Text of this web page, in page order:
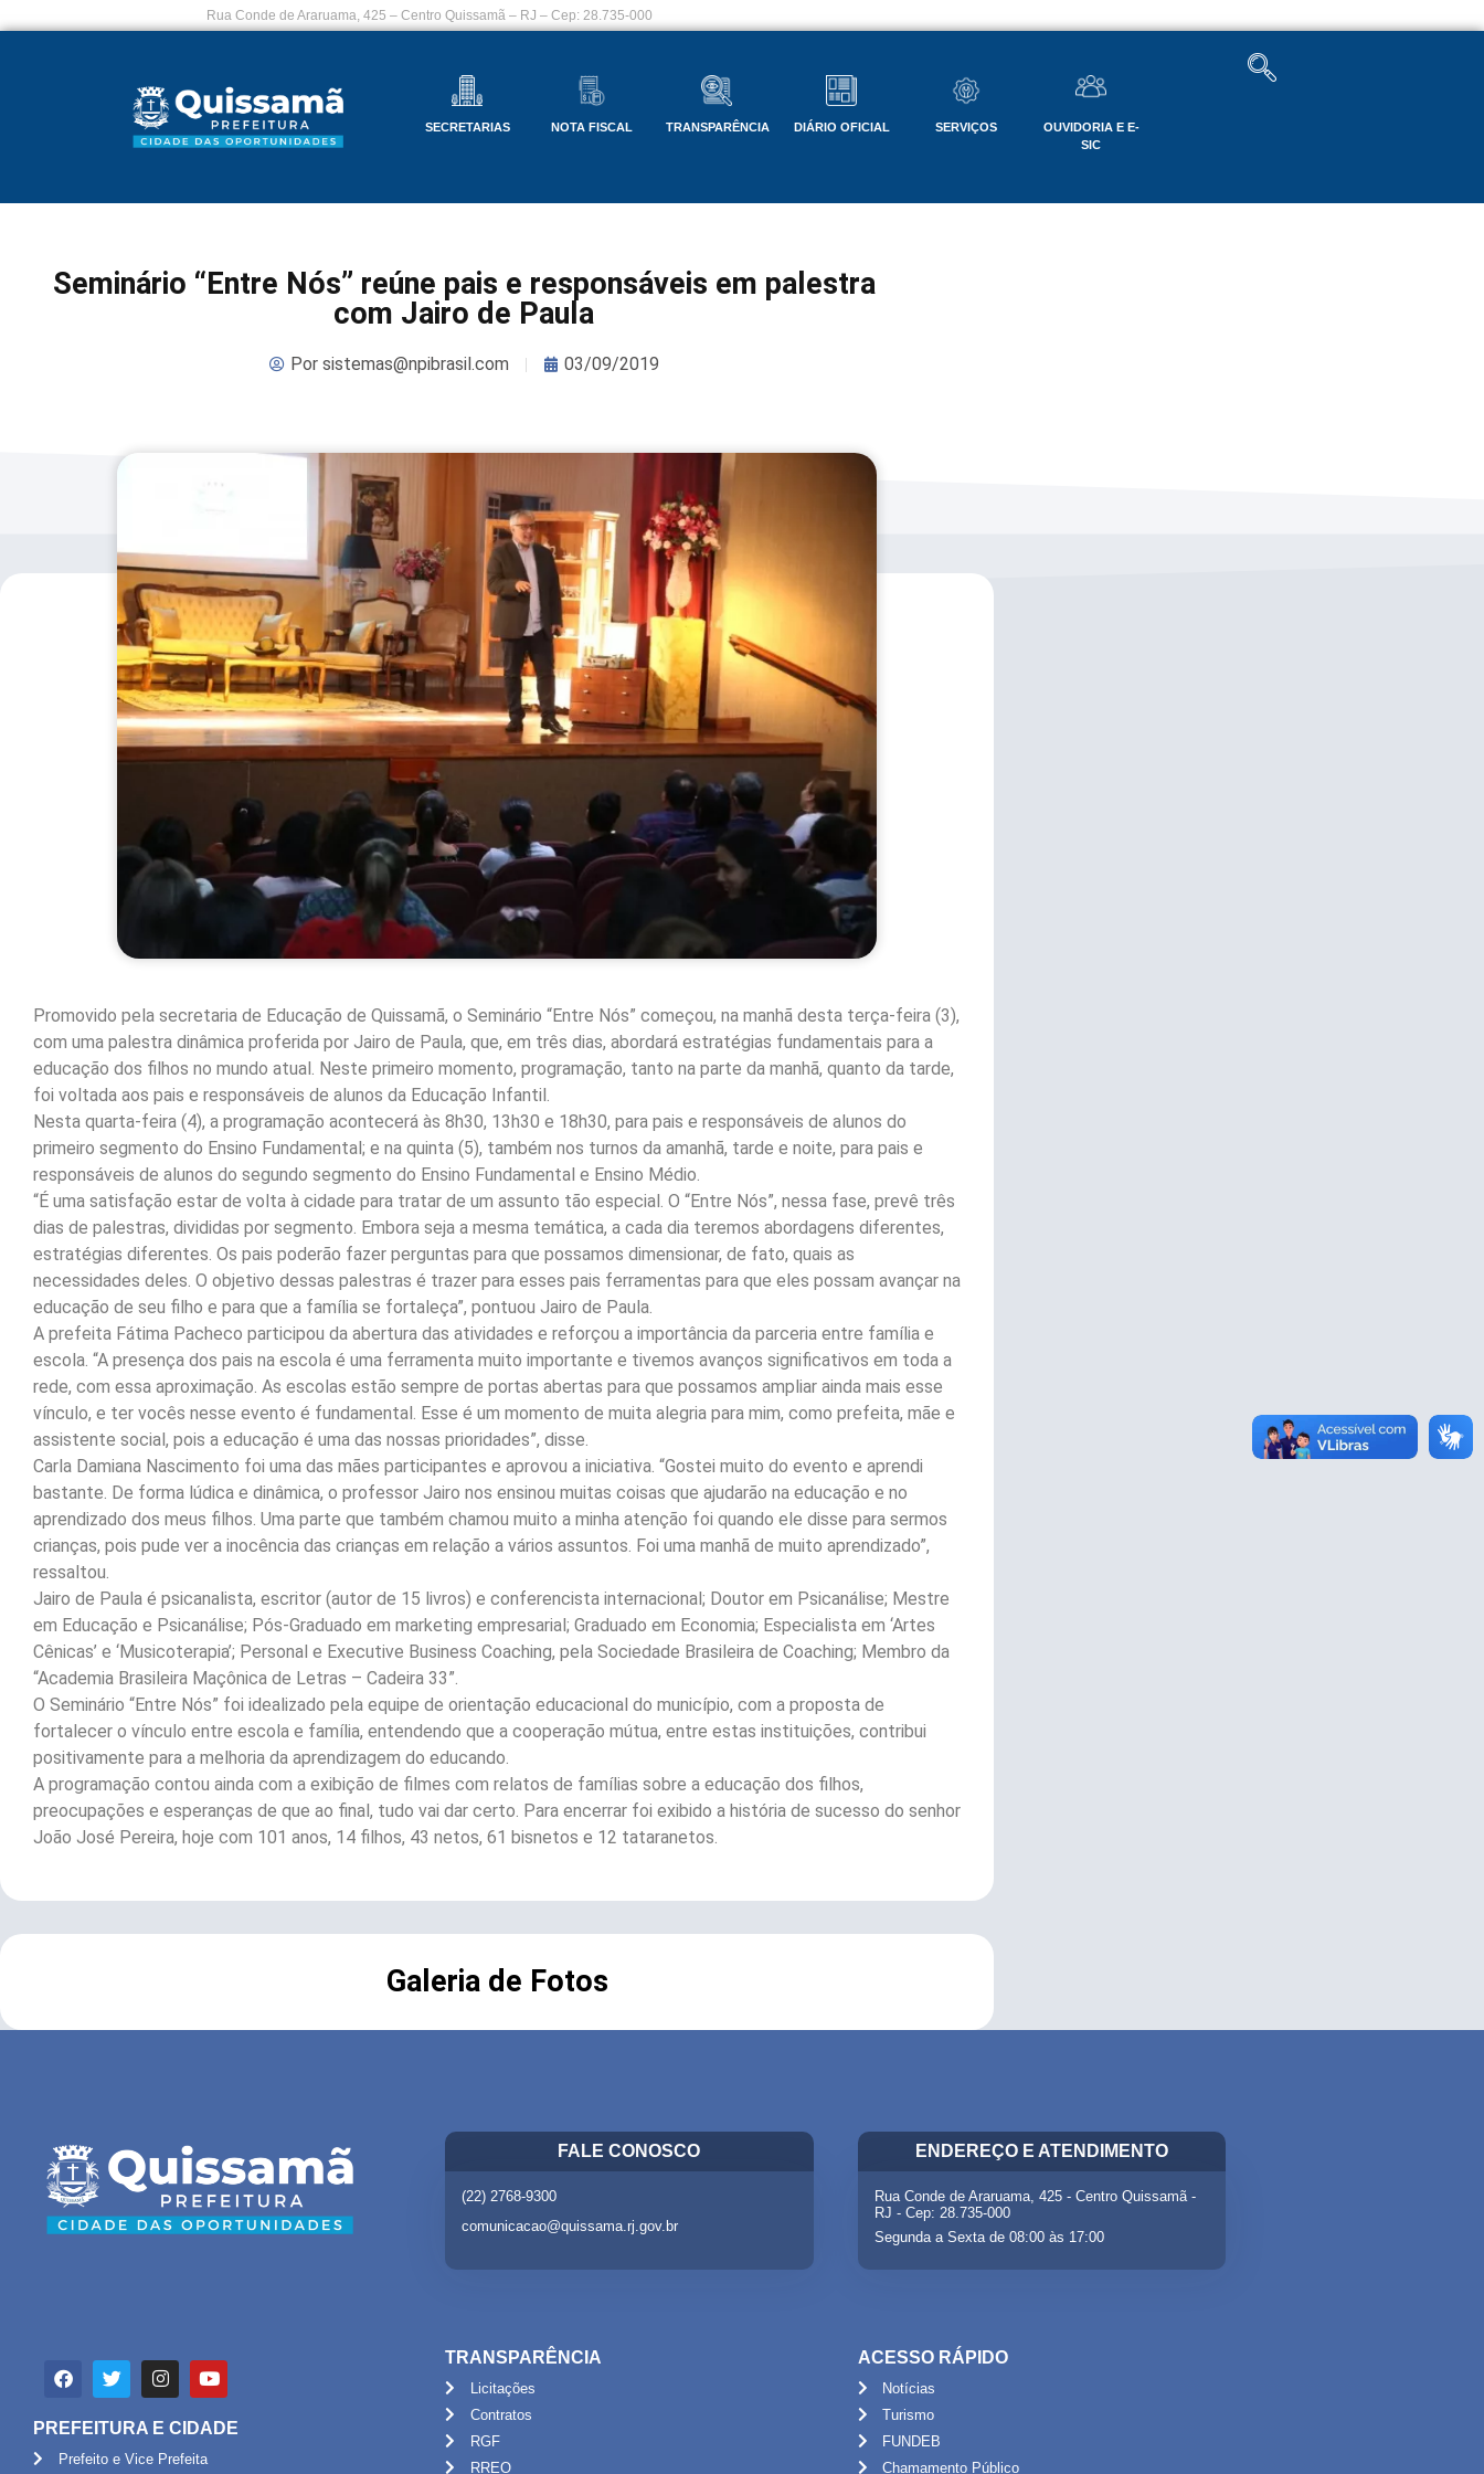
Rua Conde de Araruama, 425 – Centro Quissamã – RJ – Cep: 28.735-000
SECRETARIAS NOTA FISCAL TRANSPARÊNCIA DIÁRIO OFICIAL SERVIÇOS
OUVIDORIA E E-
SIC
Seminário “Entre Nós” reúne pais e responsáveis em palestra
com Jairo de Paula
Porsistemas@npibrasil.com 03/09/2019
Promovido pela secretaria de Educação de Quissamã, o Seminário “Entre Nós” começou, na manhã desta terça-feira (3),
com uma palestra dinâmica proferida por Jairo de Paula, que, em três dias, abordará estratégias fundamentais para a
educação dos filhos no mundo atual. Neste primeiro momento, programação, tanto na parte da manhã, quanto da tarde,
foi voltada aos pais e responsáveis de alunos da Educação Infantil.
Nesta quarta-feira (4), a programação acontecerá às 8h30, 13h30 e 18h30, para pais e responsáveis de alunos do
primeiro segmento do Ensino Fundamental; e na quinta (5), também nos turnos da amanhã, tarde e noite, para pais e
responsáveis de alunos do segundo segmento do Ensino Fundamental e Ensino Médio.
“É uma satisfação estar de volta à cidade para tratar de um assunto tão especial. O “Entre Nós”, nessa fase, prevê três
dias de palestras, divididas por segmento. Embora seja a mesma temática, a cada dia teremos abordagens diferentes,
estratégias diferentes. Os pais poderão fazer perguntas para que possamos dimensionar, de fato, quais as
necessidades deles. O objetivo dessas palestras é trazer para esses pais ferramentas para que eles possam avançar na
educação de seu filho e para que a família se fortaleça”, pontuou Jairo de Paula.
A prefeita Fátima Pacheco participou da abertura das atividades e reforçou a importância da parceria entre família e
escola. “A presença dos pais na escola é uma ferramenta muito importante e tivemos avanços significativos em toda a
rede, com essa aproximação. As escolas estão sempre de portas abertas para que possamos ampliar ainda mais esse
vínculo, e ter vocês nesse evento é fundamental. Esse é um momento de muita alegria para mim, como prefeita, mãe e
assistente social, pois a educação é uma das nossas prioridades”, disse.
Carla Damiana Nascimento foi uma das mães participantes e aprovou a iniciativa. “Gostei muito do evento e aprendi
bastante. De forma lúdica e dinâmica, o professor Jairo nos ensinou muitas coisas que ajudarão na educação e no
aprendizado dos meus filhos. Uma parte que também chamou muito a minha atenção foi quando ele disse para sermos
crianças, pois pude ver a inocência das crianças em relação a vários assuntos. Foi uma manhã de muito aprendizado”,
ressaltou.
Jairo de Paula é psicanalista, escritor (autor de 15 livros) e conferencista internacional; Doutor em Psicanálise; Mestre
em Educação e Psicanálise; Pós-Graduado em marketing empresarial; Graduado em Economia; Especialista em ‘Artes
Cênicas’ e ‘Musicoterapia’; Personal e Executive Business Coaching, pela Sociedade Brasileira de Coaching; Membro da
“Academia Brasileira Maçônica de Letras – Cadeira 33”.
O Seminário “Entre Nós” foi idealizado pela equipe de orientação educacional do município, com a proposta de
fortalecer o vínculo entre escola e família, entendendo que a cooperação mútua, entre estas instituições, contribui
positivamente para a melhoria da aprendizagem do educando.
A programação contou ainda com a exibição de filmes com relatos de famílias sobre a educação dos filhos,
preocupações e esperanças de que ao final, tudo vai dar certo. Para encerrar foi exibido a história de sucesso do senhor
João José Pereira, hoje com 101 anos, 14 filhos, 43 netos, 61 bisnetos e 12 tataranetos.
Galeria de Fotos
FALE CONOSCO
(22) 2768-9300
comunicacao@quissama.rj.gov.br
ENDEREÇO E ATENDIMENTO
Rua Conde de Araruama, 425 - Centro Quissamã -
RJ - Cep: 28.735-000
Segunda a Sexta de 08:00 às 17:00
PREFEITURA E CIDADE
Prefeito e Vice Prefeita
TRANSPARÊNCIA
Licitações
Contratos
RGF
RREO
ACESSO RÁPIDO
Notícias
Turismo
FUNDEB
Chamamento Público